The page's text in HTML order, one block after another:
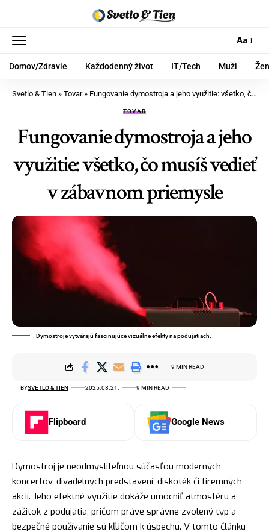
Aa
Domov/Zdravie Každodenný život IT/Tech Muži
Svetlo & Tien » Tovar» Fungovanie dymostroja a jeho využitie: všetko, čo musíš vedieť v zábavnom priemysle
TOVAR
Fungovanie dymostroja a jeho
využitie: všetko, čo musíš vedieť
v zábavnom priemysle
Dymostroje vytvárajú fascinujúce vizuálne efekty na podujatiach.
BYSVETLO & TIEN 2025.08.21. 9 MIN READ
9 MIN READ
Flipboard Google News
Dymostroj je neodmysliteľnou súčasťou moderných
koncertov, divadelných predstavení, diskoték či firemných
akcií. Jeho efektné využitie dokáže umocniť atmosféru a
zážitok z podujatia, pričom práve správne zvolený typ a
bezpečné používanie sú kľúčom k úspechu. V tomto článku